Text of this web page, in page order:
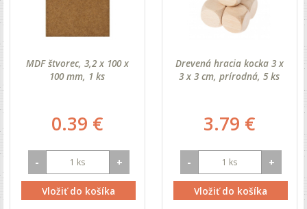
MDF štvorec, 3,2 x 100 x
100 mm, 1 ks
0.39 €
- +
Vložiť do košíka
Drevená hracia kocka 3 x
3 x 3 cm, prírodná, 5 ks
3.79 €
- +
Vložiť do košíka